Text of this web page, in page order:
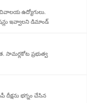
ఉద్యోగులు.
అర్హుల‌కు ప్రమోషన్లు ఇవ్వాలని డిమాండ్
సామర్లకోట ప్రభుత్వ
భ‌గ్నం చేసిన